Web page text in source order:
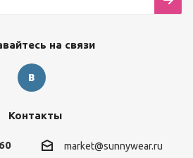
на связи
Контакты
market@sunnywear.ru